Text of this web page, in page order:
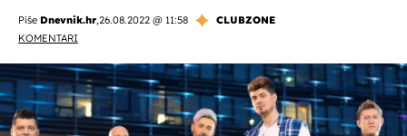
Piše Dnevnik.hr,26.08.2022 @ 11:58
CLUBZONE
KOMENTARI
OMOGUĆI OBAVIJESTI